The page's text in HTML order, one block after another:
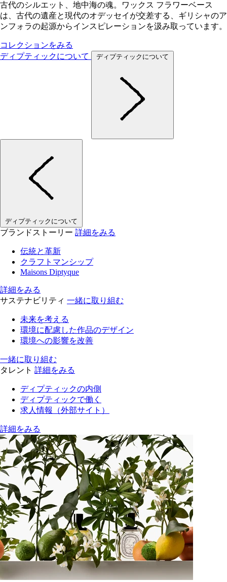
古代のシルエット、地中海の魂。ワックス フラワーベース
は、古代の遺産と現代のオデッセイが交差する、ギリシャのア
ンフォラの起源からインスピレーションを汲み取っています。
コレクションをみる
ディプティックについて
ディプティックについて
ディプティックについて
ブランドストーリー 詳細をみる
伝統と革新
クラフトマンシップ
Maisons Diptyque
詳細をみる
サステナビリティ 一緒に取り組む
未来を考える
環境に配慮した作品のデザイン
環境への影響を改善
一緒に取り組む
タレント 詳細をみる
ディプティックの内側
ディプティックで働く
求人情報（外部サイト）
詳細をみる